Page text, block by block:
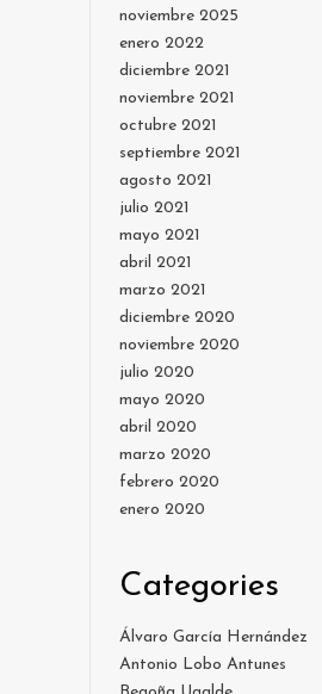
noviembre 2025
enero 2022
diciembre 2021
noviembre 2021
octubre 2021
septiembre 2021
agosto 2021
julio 2021
mayo 2021
abril 2021
marzo 2021
diciembre 2020
noviembre 2020
julio 2020
mayo 2020
abril 2020
marzo 2020
febrero 2020
enero 2020
Categories
Álvaro García Hernández
Antonio Lobo Antunes